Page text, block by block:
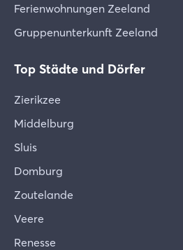
Ferienwohnungen Zeeland
Gruppenunterkunft Zeeland
Top Städte und Dörfer
Zierikzee
Middelburg
Sluis
Domburg
Zoutelande
Veere
Renesse